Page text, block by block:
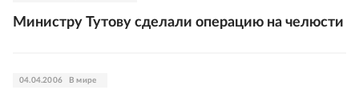
Министру Тутову сделали операцию на челюсти
04.04.2006 В мире